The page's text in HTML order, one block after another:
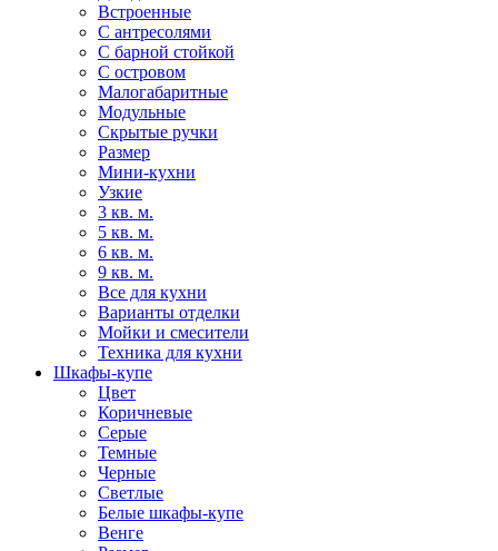
Встроенные
С антресолями
С барной стойкой
С островом
Малогабаритные
Модульные
Скрытые ручки
Размер
Мини-кухни
Узкие
3 кв. м.
5 кв. м.
6 кв. м.
9 кв. м.
Все для кухни
Варианты отделки
Мойки и смесители
Техника для кухни
Шкафы-купе
Цвет
Коричневые
Серые
Темные
Черные
Светлые
Белые шкафы-купе
Венге